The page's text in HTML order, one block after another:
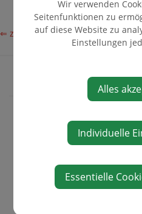
⇐ zurück
GEMEINDE
FINANZDATEN
Wir verwenden
Seitenfunktionen zu
auf diese Website zu
Einstellungen
Alles
Individuelle
Essentielle